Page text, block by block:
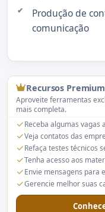
Produção de
comunicação
Recursos
Aproveite ferramentas
mais completa.
Receba algumas vagas
Veja contatos das
Refaça testes técnicos
Tenha acesso aos
Envie mensagens para
Gerencie melhor suas